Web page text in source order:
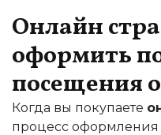
Онлайн
оформить
посещения
Когда вы покупаете
процесс оформления